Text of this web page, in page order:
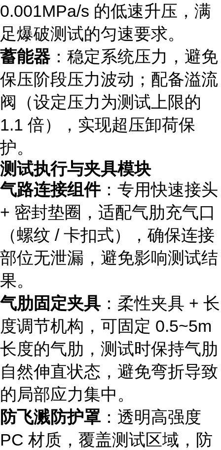
0.001MPa/s 的低速升压，满
足爆破测试的匀速要求。
蓄能器：稳定系统压力，避免
保压阶段压力波动；配备溢流
阀（设定压力为测试上限的
1.1 倍），实现超压卸荷保
护。
测试执行与夹具模块
气路连接组件：专用快速接头
+ 密封垫圈，适配气肋充气口
（螺纹 / 卡扣式），确保连接
部位无泄漏，避免影响测试结
果。
气肋固定夹具 ：柔性夹具 + 长
度调节机构，可固定 0.5~5m
长度的气肋，测试时保持气肋
自然伸直状态，避免弯折导致
的局部应力集中。
防飞溅防护罩 ：透明高强度
PC 材质，覆盖测试区域，防